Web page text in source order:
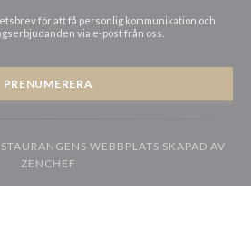
för att få personlig kommunikation och
via e-post från oss.
PRENUMERERA
WEBBPLATS SKAPAD AV
ZENCHEF
fönster))((öppnas i ett nytt fönster))